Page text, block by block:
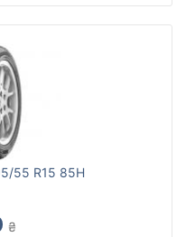
55 R15 85H
₴